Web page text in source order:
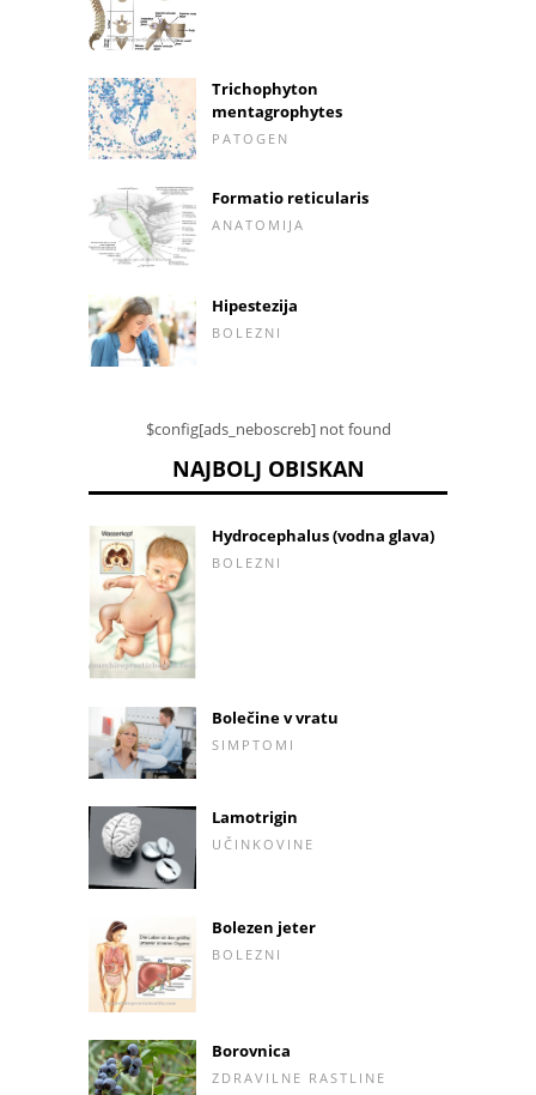
Trichophyton
mentagrophytes
PATOGEN
Formatio reticularis
ANATOMIJA
Hipestezija
BOLEZNI
$config[ads_neboscreb] not found
NAJBOLJ OBISKAN
Hydrocephalus (vodna glava)
BOLEZNI
Bolečine v vratu
SIMPTOMI
Lamotrigin
UČINKOVINE
Bolezen jeter
BOLEZNI
Borovnica
ZDRAVILNE RASTLINE